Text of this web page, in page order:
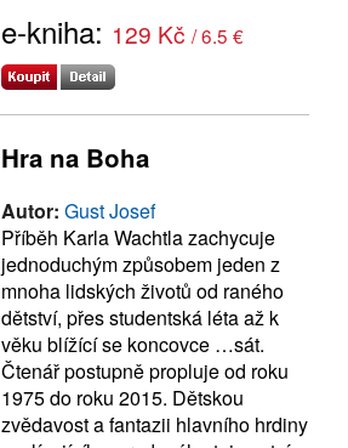
e-kniha: 129 Kč / 6.5 €
Hra na Boha
Autor: Gust Josef
Příběh Karla Wachtla zachycuje
jednoduchým způsobem jeden z
mnoha lidských životů od raného
dětství, přes studentská léta až k
věku blížící se koncovce …sát.
Čtenář postupně propluje od roku
1975 do roku 2015. Dětskou
zvědavost a fantazii hlavního hrdiny